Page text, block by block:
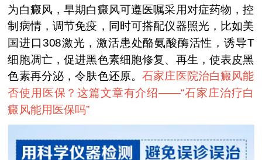
为白癜风，早期白癜风可遵医嘱采用对症药物，控
制病情，调节免疫，同时可搭配仪器照光，比如美
国进口308激光，激活患处酪氨酸酶活性，诱导T
细胞凋亡，促进黑色素细胞修复、再生，使表皮黑
色素再分泌，令肤色还原。石家庄医院治白癜风能
否使用医保？这篇文章有介绍——“石家庄治疗白
癜风能用医保吗”